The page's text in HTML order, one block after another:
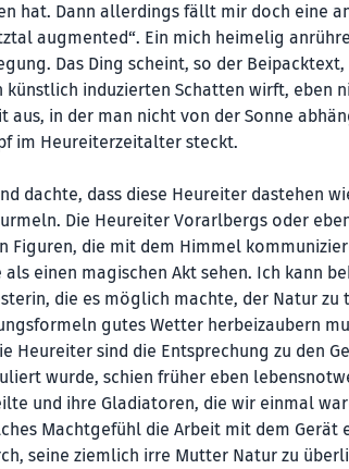
hat. Dann allerdings fällt mir doch eine
augmented“. Ein mich heimelig
Das Ding scheint, so der
induzierten Schatten wirft, eben
aus, in der man nicht von der Sonne
im Heureiterzeitalter steckt.
dachte, dass diese Heureiter dastehen
Die Heureiter Vorarlbergs oder
Figuren, die mit dem Himmel
einen magischen Akt sehen. Ich kann
die es möglich machte, der Natur
gutes Wetter herbeizaubern
Heureiter sind die Entsprechung zu den
wurde, schien früher eben
und ihre Gladiatoren, die wir einmal
Machtgefühl die Arbeit mit dem Gerät
seine ziemlich irre Mutter Natur zu